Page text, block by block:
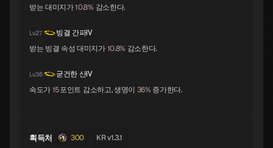
B
C C
아프사라스
받는 대미지가10.8% 감소한다.
Lv.27
빙결 간파Ⅳ
받는 빙결 속성 대미지가10.8% 감소한다.
Lv.36
굳건한 산Ⅳ
속도가15포인트 감소하고, 생명이 36% 증가한다.
획득처 300 KR v1.3.1